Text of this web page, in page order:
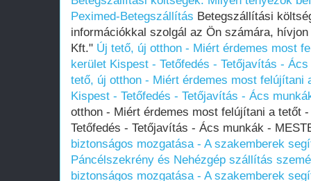
Peximed-Betegszállítás Betegszállítási
információkkal szolgál az Ön számára,
Kft." Új tető, új otthon - Miért érdemes most
kerület Kispest - Tetőfedés - Tetőjavítás -
tető, új otthon - Miért érdemes most felújítani
Kispest - Tetőfedés - Tetőjavítás - Ács
otthon - Miért érdemes most felújítani a tetőt
Tetőfedés - Tetőjavítás - Ács munkák -
biztonságos mozgatása - A szakemberek
Páncélszekrény és Nehézgép szállítás
biztonságos mozgatása - A szakemberek